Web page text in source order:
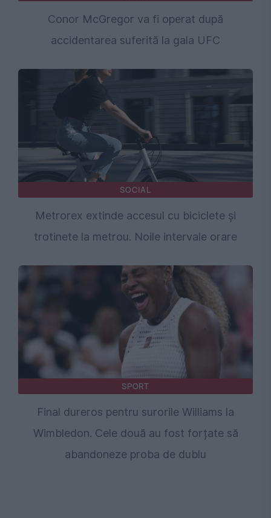
Conor McGregor va fi operat după
accidentarea suferită la gala UFC
SOCIAL
Metrorex extinde accesul cu biciclete și
trotinete la metrou. Noile intervale orare
SPORT
Final dureros pentru surorile Williams la
Wimbledon. Cele două au fost forțate să
abandoneze proba de dublu